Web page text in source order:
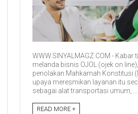
WWW.SINYALMAGZ.COM - Kabar
melanda bisnis OJOL (ojek on
penolakan Mahkamah Konstitusi
upaya meresmikan layanan itu
sebagai alat transportasi umum, ...
READ MORE +